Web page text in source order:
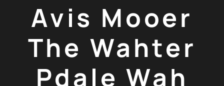
Avis Mooer
The Wahter
Pdale Wah